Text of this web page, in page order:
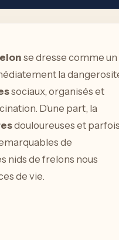
se dresse comme un
la
sociaux, organisés et
D’une part, la
douloureuses et parfois
de
nids de frelons nous
de vie.